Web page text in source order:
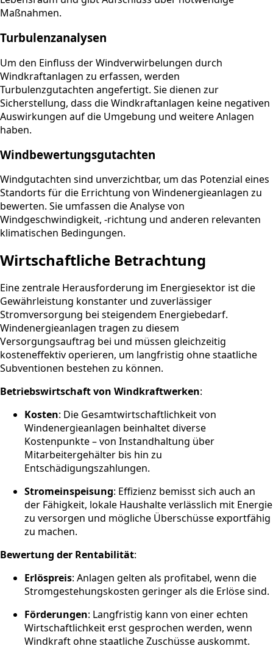
Maßnahmen.
Turbulenzanalysen
Um den Einfluss der Windverwirbelungen durch
Windkraftanlagen zu erfassen, werden
Turbulenzgutachten angefertigt. Sie dienen zur
Sicherstellung, dass die Windkraftanlagen keine negativen
Auswirkungen auf die Umgebung und weitere Anlagen
haben.
Windbewertungsgutachten
Windgutachten sind unverzichtbar, um das Potenzial eines
Standorts für die Errichtung von Windenergieanlagen zu
bewerten. Sie umfassen die Analyse von
Windgeschwindigkeit, -richtung und anderen relevanten
klimatischen Bedingungen.
Wirtschaftliche Betrachtung
Eine zentrale Herausforderung im Energiesektor ist die
Gewährleistung konstanter und zuverlässiger
Stromversorgung bei steigendem Energiebedarf.
Windenergieanlagen tragen zu diesem
Versorgungsauftrag bei und müssen gleichzeitig
kosteneffektiv operieren, um langfristig ohne staatliche
Subventionen bestehen zu können.
Betriebswirtschaft von Windkraftwerken:
Kosten: Die Gesamtwirtschaftlichkeit von
Windenergieanlagen beinhaltet diverse
Kostenpunkte – von Instandhaltung über
Mitarbeitergehälter bis hin zu
Entschädigungszahlungen.
Stromeinspeisung: Effizienz bemisst sich auch an
der Fähigkeit, lokale Haushalte verlässlich mit Energie
zu versorgen und mögliche Überschüsse exportfähig
zu machen.
Bewertung der Rentabilität:
Erlöspreis: Anlagen gelten als profitabel, wenn die
Stromgestehungskosten geringer als die Erlöse sind.
Förderungen: Langfristig kann von einer echten
Wirtschaftlichkeit erst gesprochen werden, wenn
Windkraft ohne staatliche Zuschüsse auskommt.